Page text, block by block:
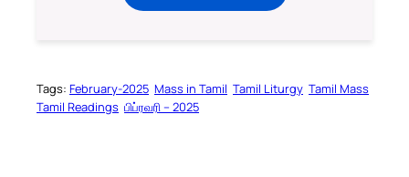
Tags: February-2025 Mass in Tamil Tamil Liturgy Tamil Mass
Tamil Readings பிப்ரவரி – 2025